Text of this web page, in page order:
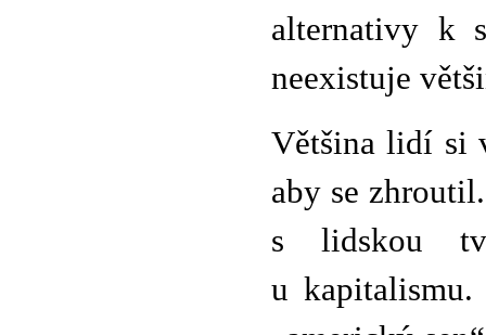
alternativy k
neexistuje
Většina lidí si
aby se
s lidskou
u